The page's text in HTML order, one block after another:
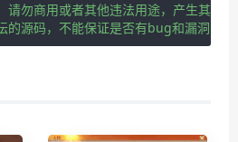
请勿商用或者其他违法用途，产生其他
的源码，不能保证是否有bug和漏洞！